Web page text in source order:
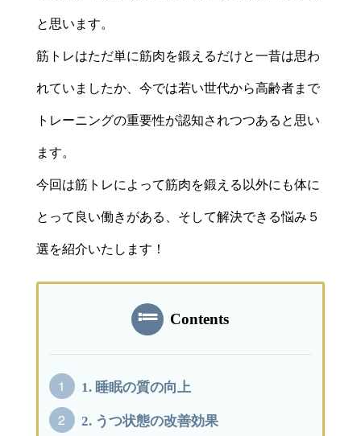
と思います。
筋トレはただ単に筋肉を鍛えるだけと一昔は思わ
れていましたか、今では若い世代から高齢者まで
トレーニングの重要性が認知されつつあると思い
ます。
今回は筋トレによって筋肉を鍛える以外にも体に
とって良い働きがある、そして解決できる悩み５
選を紹介いたします！
Contents
1.睡眠の質の向上
2.うつ状態の改善効果